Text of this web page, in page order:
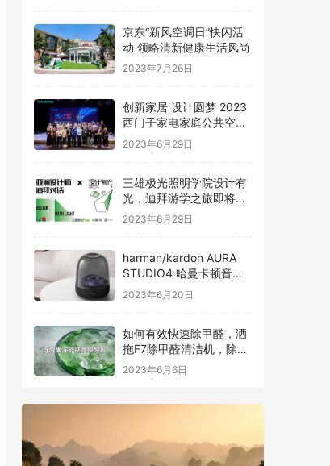
京东“新风空调日”快闪活
动 领略清新健康生活风尚
2023年7月26日
创新家居 设计圆梦 2023
西门子家电家庭公共空间
设计大赛圆满礼成
2023年6月29日
三雄极光照明学院设计有
光，迪拜游学之旅即将启
程
2023年6月29日
harman/kardon AURA
STUDIO4 哈曼卡顿音乐
琉璃四代全新发布
2023年6月20日
如何有效快速除甲醛，洒
拖F7除甲醛清洁机，除醛
过程看得见
2023年6月6日